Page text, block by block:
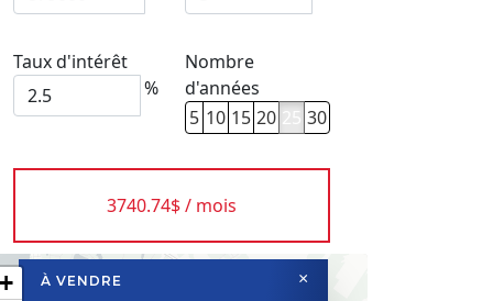
Taux d'intérêt
%
Nombre
d'années
5 10 15 20 25 30
3740.74$ / mois
À VENDRE ×
+